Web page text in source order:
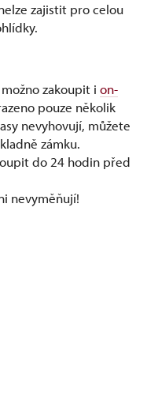
zajistit pro celou
zakoupit i on-
pouze několik
nevyhovují, můžete
zámku.
do 24 hodin před
nevyměňují!